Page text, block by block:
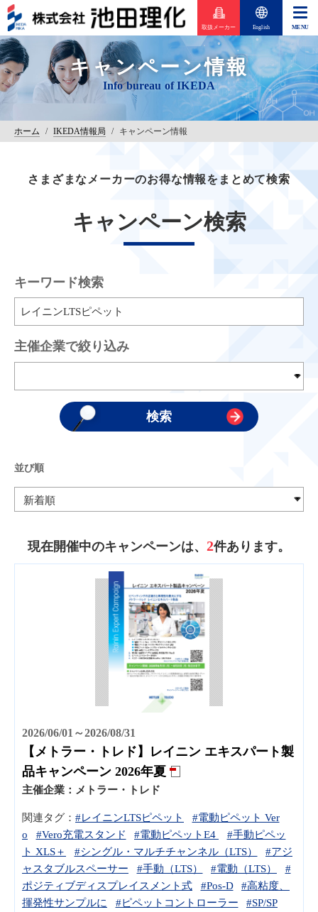
取扱メーカー English
キャンペーン情報
ホーム / IKEDA情報局 / キャンペーン情報
さまざまなメーカーのお得な情報をまとめて検索
キャンペーン検索
キーワード検索
主催企業で絞り込み
並び順
現在開催中のキャンペーンは、 2件あります。
2026/06/01～2026/08/31
【メトラー・トレド】レイニン エキスパート製
品キャンペーン 2026年夏
主催企業： メトラー・トレド
関連タグ： #レイニンLTSピペット
#電動ピペット Ver
o
#Vero充電スタンド #電動ピペットE4
#手動ピペッ
ト XLS＋
#シングル・マルチチャンネル（LTS）
#アジ
ャスタブルスペーサー
#手動（LTS） #電動（LTS）
#
ポジティブディスプレイスメント式
#Pos-D
#高粘度、
揮発性サンプルに
#ピペットコントローラー
#SP/SP